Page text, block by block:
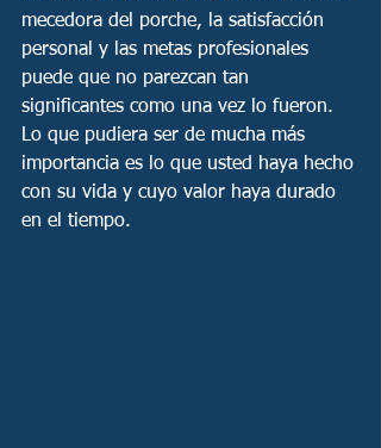
mecedora del porche, la satisfacción
personal y las metas profesionales
puede que no parezcan tan
significantes como una vez lo fueron.
Lo que pudiera ser de mucha más
importancia es lo que usted haya hecho
con su vida y cuyo valor haya durado
en el tiempo.